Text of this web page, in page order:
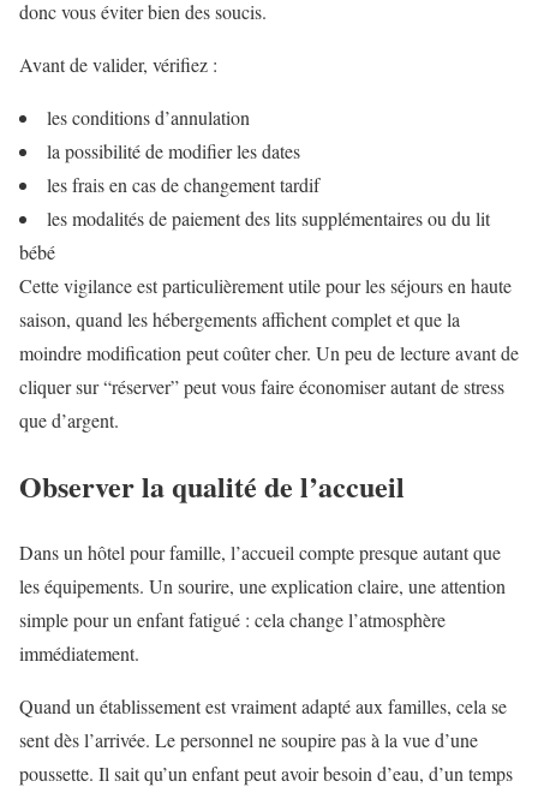
donc vous éviter bien des soucis.
Avant de valider, vérifiez :
les conditions d’annulation
la possibilité de modifier les dates
les frais en cas de changement tardif
les modalités de paiement des lits supplémentaires ou du lit
bébé
Cette vigilance est particulièrement utile pour les séjours en haute
saison, quand les hébergements affichent complet et que la
moindre modification peut coûter cher. Un peu de lecture avant de
cliquer sur “réserver” peut vous faire économiser autant de stress
que d’argent.
Observer la qualité de l’accueil
Dans un hôtel pour famille, l’accueil compte presque autant que
les équipements. Un sourire, une explication claire, une attention
simple pour un enfant fatigué : cela change l’atmosphère
immédiatement.
Quand un établissement est vraiment adapté aux familles, cela se
sent dès l’arrivée. Le personnel ne soupire pas à la vue d’une
poussette. Il sait qu’un enfant peut avoir besoin d’eau, d’un temps